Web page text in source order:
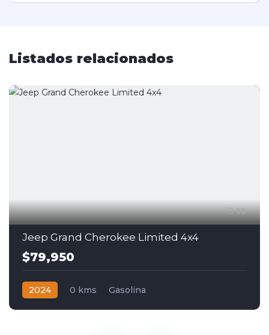
Listados relacionados
10
Jeep Grand Cherokee Limited 4x4
$79,950
2024 0 kms Gasolina